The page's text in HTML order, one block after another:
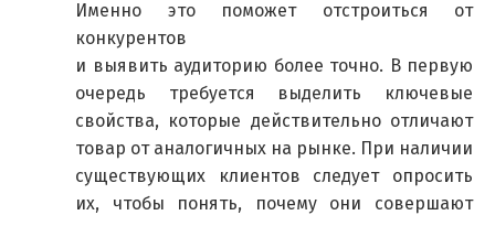
Именно это поможет отстроиться от
конкурентов
и выявить аудиторию более точно. В первую
очередь требуется выделить ключевые
свойства, которые действительно отличают
товар от аналогичных на рынке. При наличии
существующих клиентов следует опросить
их, чтобы понять, почему они совершают